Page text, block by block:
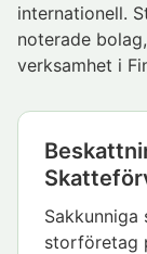
internationell.
noterade
verksamhet i
storföretag